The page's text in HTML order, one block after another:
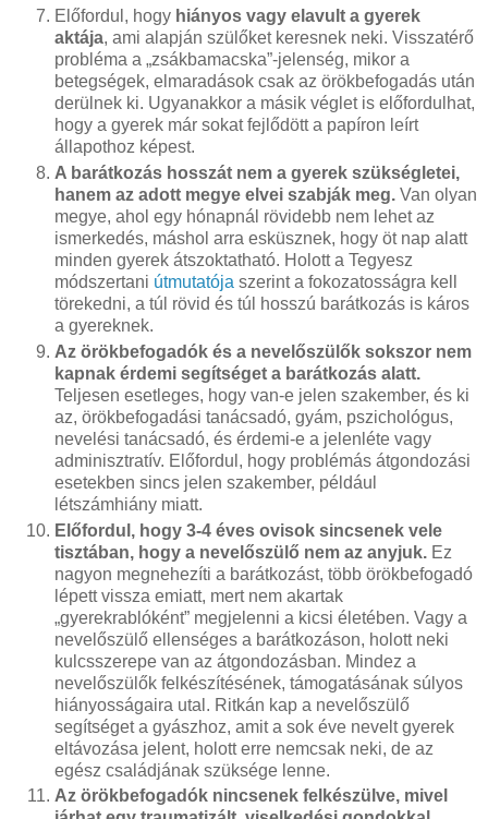
Előfordul, hogy hiányos vagy elavult a gyerek
aktája, ami alapján szülőket keresnek neki. Visszatérő
probléma a „zsákbamacska”-jelenség, mikor a
betegségek, elmaradások csak az örökbefogadás után
derülnek ki. Ugyanakkor a másik véglet is előfordulhat,
hogy a gyerek már sokat fejlődött a papíron leírt
állapothoz képest.
A barátkozás hosszát nem a gyerek szükségletei,
hanem az adott megye elvei szabják meg. Van olyan
megye, ahol egy hónapnál rövidebb nem lehet az
ismerkedés, máshol arra esküsznek, hogy öt nap alatt
minden gyerek átszoktatható. Holott a Tegyesz
módszertani útmutatója szerint a fokozatosságra kell
törekedni, a túl rövid és túl hosszú barátkozás is káros
a gyereknek.
Az örökbefogadók és a nevelőszülők sokszor nem
kapnak érdemi segítséget a barátkozás alatt.
Teljesen esetleges, hogy van-e jelen szakember, és ki
az, örökbefogadási tanácsadó, gyám, pszichológus,
nevelési tanácsadó, és érdemi-e a jelenléte vagy
adminisztratív. Előfordul, hogy problémás átgondozási
esetekben sincs jelen szakember, például
létszámhiány miatt.
Előfordul, hogy 3-4 éves ovisok sincsenek vele
tisztában, hogy a nevelőszülő nem az anyjuk. Ez
nagyon megnehezíti a barátkozást, több örökbefogadó
lépett vissza emiatt, mert nem akartak
„gyerekrablóként” megjelenni a kicsi életében. Vagy a
nevelőszülő ellenséges a barátkozáson, holott neki
kulcsszerepe van az átgondozásban. Mindez a
nevelőszülők felkészítésének, támogatásának súlyos
hiányosságaira utal. Ritkán kap a nevelőszülő
segítséget a gyászhoz, amit a sok éve nevelt gyerek
eltávozása jelent, holott erre nemcsak neki, de az
egész családjának szüksége lenne.
Az örökbefogadók nincsenek felkészülve, mivel